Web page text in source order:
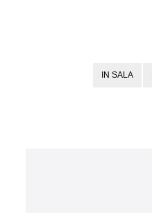
IN SALA